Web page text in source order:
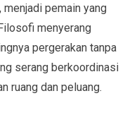
pemain yang
menyerang
pergerakan tanpa
serang berkoordinasi
ruang dan peluang.